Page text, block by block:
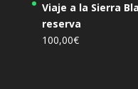
Viaje a la Sierra
reserva
100,00€